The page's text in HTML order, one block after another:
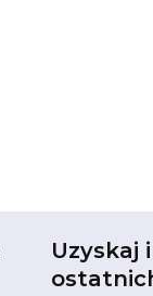
Uzyskaj